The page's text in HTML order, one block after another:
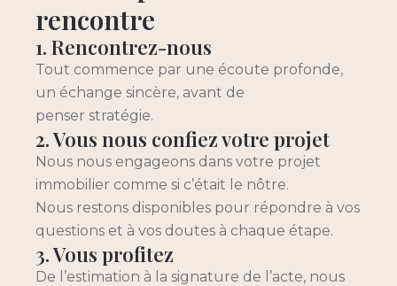
rencontre
1. Rencontrez-nous
Tout commence par une écoute profonde,
un échange sincère, avant de
penser stratégie.
2. Vous nous confiez votre projet
Nous nous engageons dans votre projet
immobilier comme si c’était le nôtre.
Nous restons disponibles pour répondre à vos
questions et à vos doutes à chaque étape.
3. Vous profitez
De l’estimation à la signature de l’acte, nous